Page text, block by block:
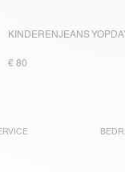
KINDERENJEANS
€ 80